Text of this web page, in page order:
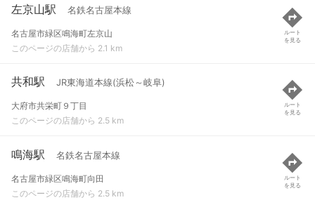
左京山駅 名鉄名古屋本線
名古屋市緑区鳴海町左京山
このページの店舗から 2.1 km
ルート
を見る
共和駅 JR東海道本線(浜松～岐阜)
大府市共栄町９丁目
このページの店舗から 2.5 km
ルート
を見る
鳴海駅 名鉄名古屋本線
名古屋市緑区鳴海町向田
このページの店舗から 2.5 km
ルート
を見る